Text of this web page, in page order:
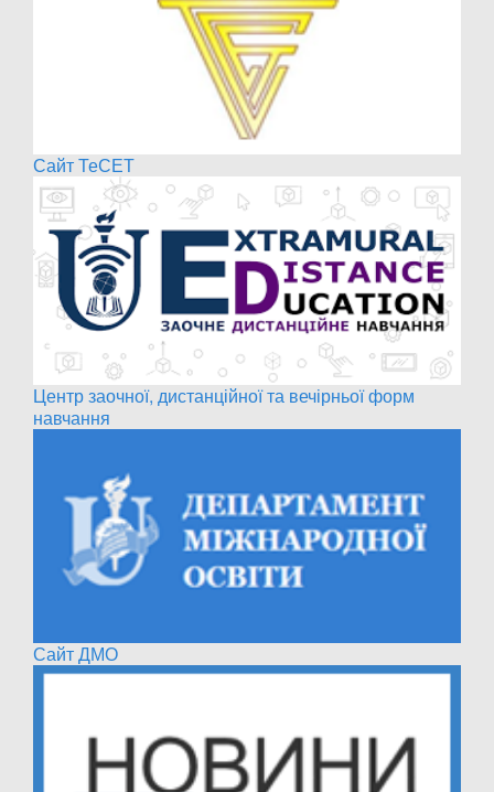
Сайт ТеСЕТ
Центр заочної, дистанційної та вечірньої форм
навчання
Сайт ДМО